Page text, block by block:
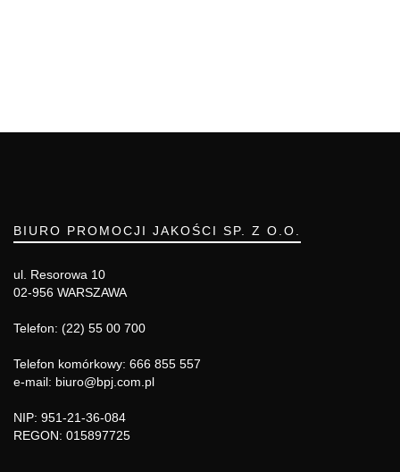
BIURO PROMOCJI JAKOŚCI SP. Z O.O.
ul. Resorowa 10
02-956 WARSZAWA
Telefon: (22) 55 00 700
Telefon komórkowy: 666 855 557
e-mail: biuro@bpj.com.pl
NIP: 951-21-36-084
REGON: 015897725